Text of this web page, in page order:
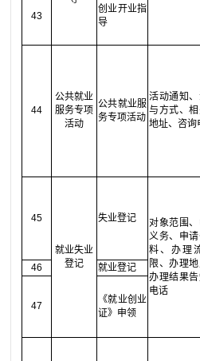
43
创业开业指
导
44
公共就业
服务专项
活动
公共就业服
务专项活动
活动通知
与方式、
地址、咨询
45
就业失业
登记
失业登记
对象范围
义务、申
料、办理
限、办理地
办理结果
电话
46 就业登记
47
《就业创业
证》申领